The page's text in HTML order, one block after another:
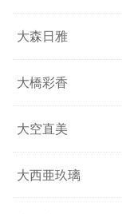
大森日雅
大橋彩香
大空直美
大西亜玖璃